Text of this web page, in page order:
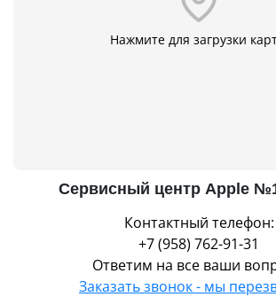
Нажмите для загрузки
Сервисный центр Apple
Контактный телефон:
+7 (958) 762-91-31
Ответим на все ваши
Заказать звонок - мы